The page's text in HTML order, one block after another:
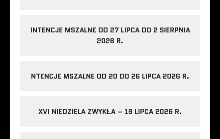
INTENCJE MSZALNE OD 27 LIPCA DO 2 SIERPNIA
2026 R.
NTENCJE MSZALNE OD 20 DO 26 LIPCA 2026 R.
XVI NIEDZIELA ZWYKŁA – 19 LIPCA 2026 R.